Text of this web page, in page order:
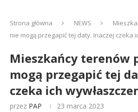
Strona główna NEWS
nie mogą przegapić tej daty. Inaczej czeka
Mieszkańcy terenów
mogą przegapić tej
czeka ich
przez PAP 23 marca 2023